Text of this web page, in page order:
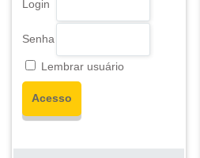
Login
Senha
Lembrar usuário